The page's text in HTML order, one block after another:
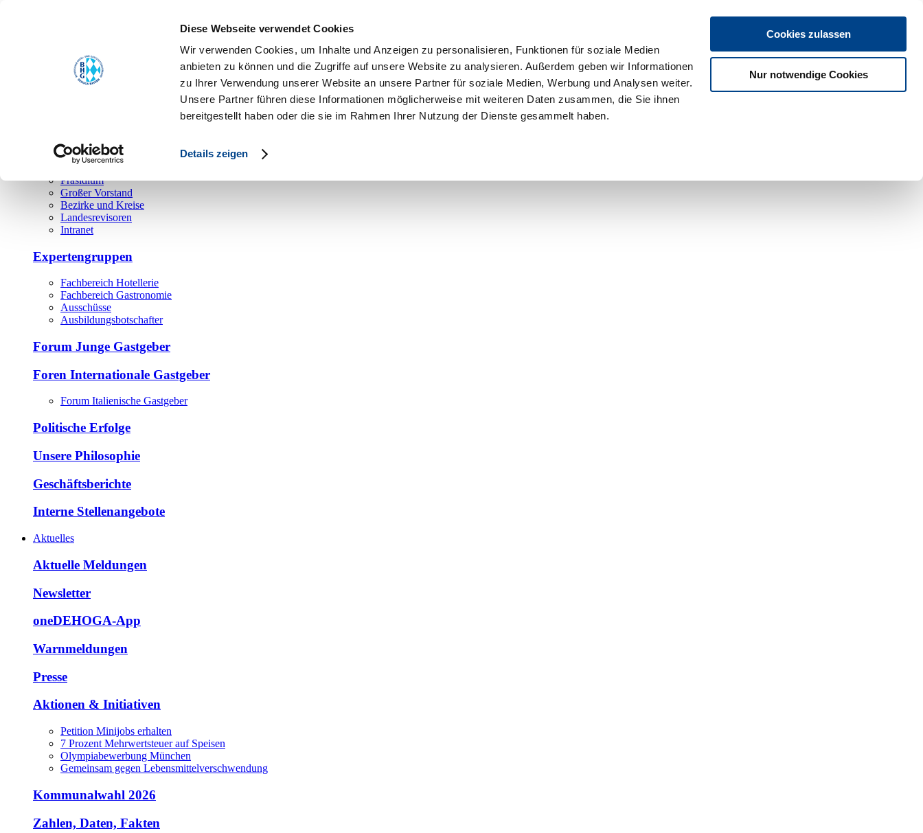
Diese Webseite verwendet Cookies
Wir verwenden Cookies, um Inhalte und Anzeigen zu personalisieren, Funktionen für soziale Medien
anbieten zu können und die Zugriffe auf unsere Website zu analysieren. Außerdem geben wir Informationen
zu Ihrer Verwendung unserer Website an unsere Partner für soziale Medien, Werbung und Analysen weiter.
Unsere Partner führen diese Informationen möglicherweise mit weiteren Daten zusammen, die Sie ihnen
bereitgestellt haben oder die sie im Rahmen Ihrer Nutzung der Dienste gesammelt haben.
Details zeigen
Cookies zulassen
Nur notwendige Cookies
Hauptamt
Bezirks- und Regionalgeschäftsstellen
Ehrenamt
Präsidium
Großer Vorstand
Bezirke und Kreise
Landesrevisoren
Intranet
Expertengruppen
Fachbereich Hotellerie
Fachbereich Gastronomie
Ausschüsse
Ausbildungsbotschafter
Forum Junge Gastgeber
Foren Internationale Gastgeber
Forum Italienische Gastgeber
Politische Erfolge
Unsere Philosophie
Geschäftsberichte
Interne Stellenangebote
Aktuelles
Aktuelle Meldungen
Newsletter
oneDEHOGA-App
Warnmeldungen
Presse
Aktionen & Initiativen
Petition Minijobs erhalten
7 Prozent Mehrwertsteuer auf Speisen
Olympiabewerbung München
Gemeinsam gegen Lebensmittelverschwendung
Kommunalwahl 2026
Zahlen, Daten, Fakten